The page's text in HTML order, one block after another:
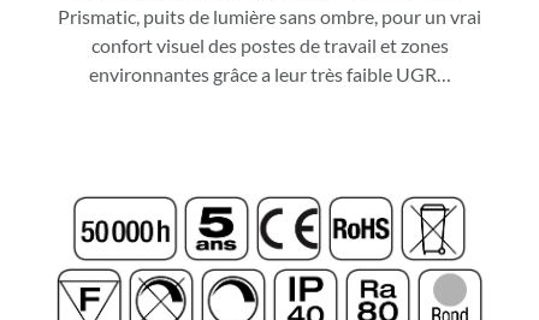
Prismatic, puits de lumière sans ombre, pour un vrai
confort visuel des postes de travail et zones
environnantes grâce a leur très faible UGR…